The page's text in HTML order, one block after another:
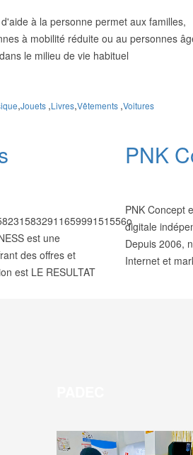
à la personne permet aux familles,
à mobilité réduite ou au personnes
le milieu de vie habituel
,Jouets ,Livres,Vêtements ,Voitures
est une
des offres et
est LE RESULTAT
PNK
PNK Concept
digitale
Depuis 2006,
Internet et